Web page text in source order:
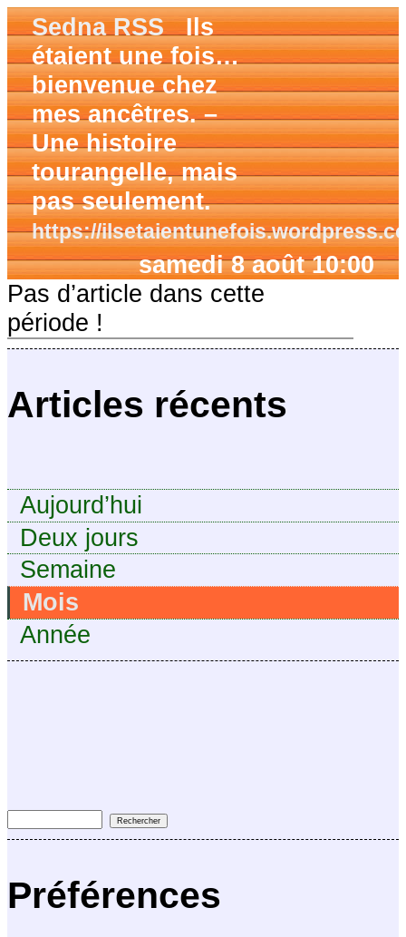
Sedna RSSIls
étaient une fois…
bienvenue chez
mes ancêtres. –
Une histoire
tourangelle, mais
pas seulement.
https://
samedi 8 août 10:00
Articles récents
Aujourd’hui
Deux jours
Semaine
Mois
Année
Préférences
Pas d’article dans cette
période !